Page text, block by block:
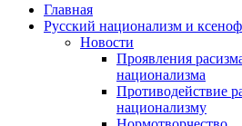
Главная
Русский национализм и
Новости
Проявления
национализма
Противодействие
национализму